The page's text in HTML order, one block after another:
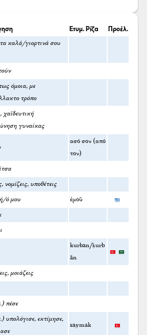
Ετυμ. Ρίζα Προέλ.
καλά/γιορτινά σου
όμοια, με
τρόπο
χαϊδευτική
γυναίκας
ασό σον (από
τον)
νομίζεις, υποθέτεις
ό μου ἐμοῦ
kurban/ḳurb
ān
μοιάζεις
πέσε
υπολόγισε, εκτίμησε,
saymak